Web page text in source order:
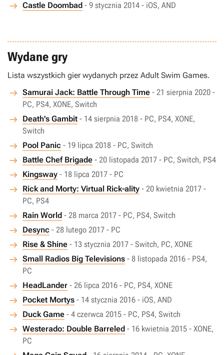
Castle Doombad - 9 stycznia 2014 - iOS, AND
Wydane gry
Lista wszystkich gier wydanych przez Adult Swim Games.
Samurai Jack: Battle Through Time - 21 sierpnia 2020 -
PC, PS4, XONE, Switch
Death's Gambit - 14 sierpnia 2018 - PC, PS4, XONE,
Switch
Pool Panic - 19 lipca 2018 - PC, Switch
Battle Chef Brigade - 20 listopada 2017 - PC, Switch, PS4
Kingsway - 18 lipca 2017 - PC
Rick and Morty: Virtual Rick-ality - 20 kwietnia 2017 -
PC, PS4
Rain World - 28 marca 2017 - PC, PS4, Switch
Desync - 28 lutego 2017 - PC
Rise & Shine - 13 stycznia 2017 - Switch, PC, XONE
Small Radios Big Televisions - 8 listopada 2016 - PS4,
PC
HeadLander - 26 lipca 2016 - PC, PS4, XONE
Pocket Mortys - 14 stycznia 2016 - iOS, AND
Duck Game - 4 czerwca 2015 - PC, PS4, Switch
Westerado: Double Barreled - 16 kwietnia 2015 - XONE,
PC